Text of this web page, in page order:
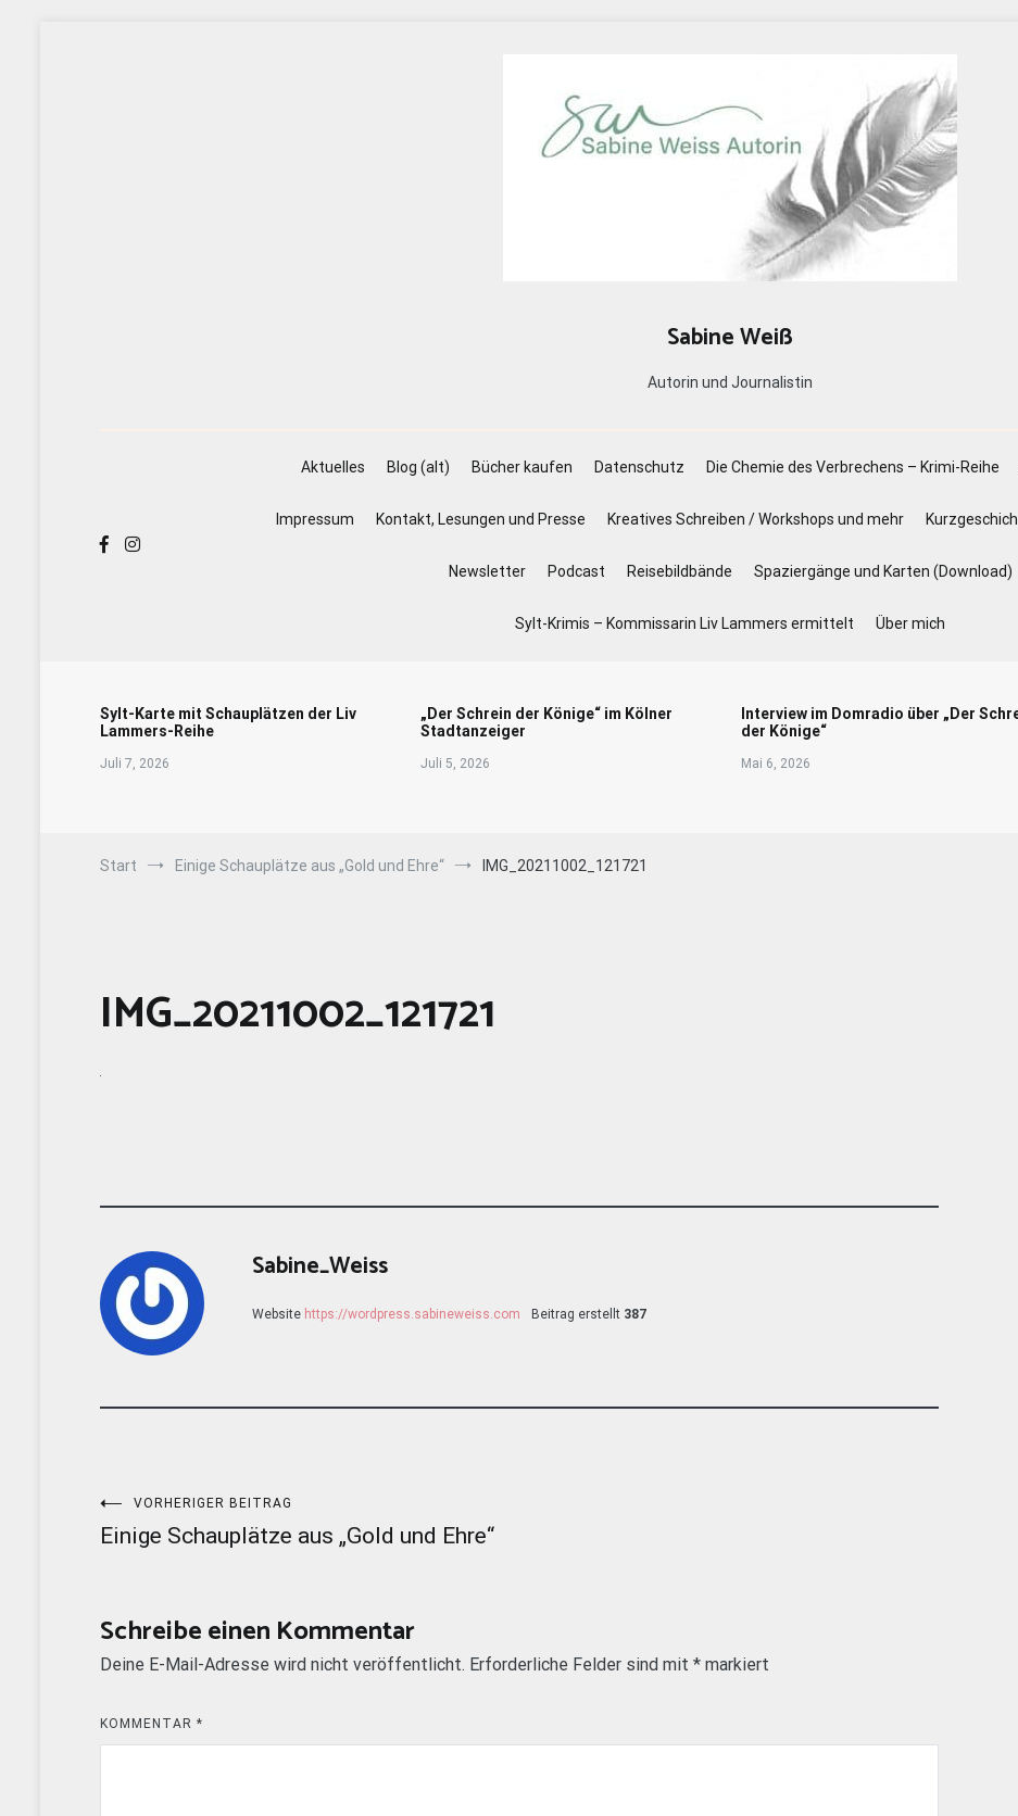
Sabine Weiß
Autorin und Journalistin
Aktuelles Blog (alt) Bücher kaufen Datenschutz Die Chemie des Verbrechens – Krimi-Reihe
Impressum Kontakt, Lesungen und Presse Kreatives Schreiben / Workshops und mehr
Newsletter Podcast Reisebildbände Spaziergänge und Karten (Download)
Sylt-Krimis – Kommissarin Liv Lammers ermittelt Über mich
Sylt-Karte mit Schauplätzen der Liv
Lammers-Reihe
Juli 7, 2026
„Der Schrein der Könige“ im Kölner
Stadtanzeiger
Juli 5, 2026
Interview im Domradio über „Der
der Könige“
Mai 6, 2026
Start Einige Schauplätze aus „Gold und Ehre“ IMG_20211002_121721
IMG_20211002_121721
Sabine_Weiss
Website https://wordpress.sabineweiss.com Beitrag erstellt 387
Beitragsnavigation
VORHERIGER BEITRAG
Einige Schauplätze aus „Gold und Ehre“
Schreibe einen Kommentar
Deine E-Mail-Adresse wird nicht veröffentlicht. Erforderliche Felder sind mit * markiert
KOMMENTAR *